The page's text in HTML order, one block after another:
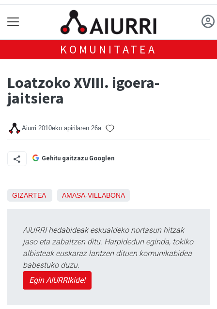
KOMUNITATEA
Loatzoko XVIII. igoera-
jaitsiera
Aiurri 2010eko apirilaren 26a
Gehitu gaitzazu Googlen
GIZARTEA AMASA-VILLABONA
AIURRI hedabideak eskualdeko nortasun hitzak
jaso eta zabaltzen ditu. Harpidedun eginda, tokiko
albisteak euskaraz lantzen dituen komunikabidea
babestuko duzu.
Egin AIURRIkide!